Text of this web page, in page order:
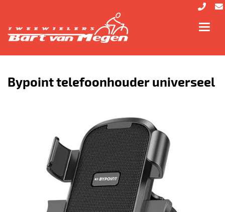
Bypoint telefoonhouder universeel